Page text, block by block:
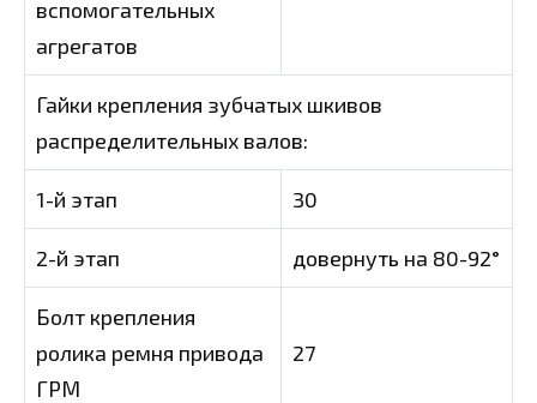
вспомогательных
агрегатов
Гайки крепления зубчатых шкивов
распределительных валов:
1-й этап 30
2-й этап довернуть на 80-92°
Болт крепления
ролика ремня привода
ГРМ
27